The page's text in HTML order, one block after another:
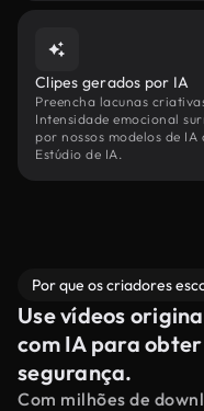
Clipes gerados por IA
Preencha lacunas
Intensidade emocional
por nossos modelos de
Estúdio de IA.
Por que os criadores
Use vídeos
com IA para
segurança.
Com milhões de